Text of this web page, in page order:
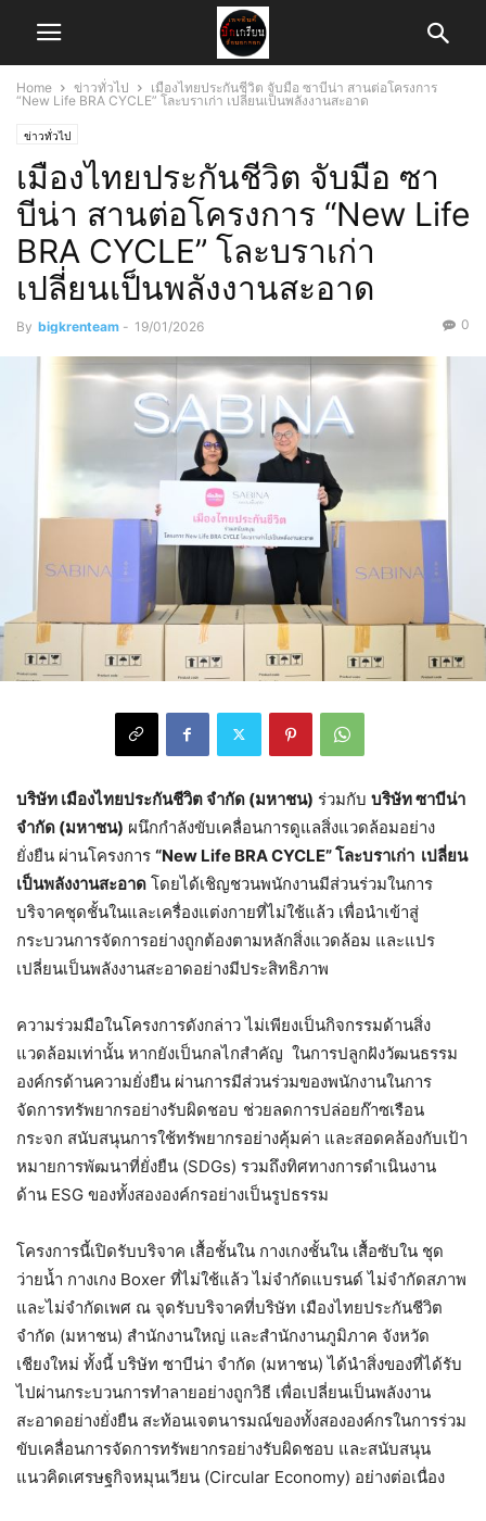
Home ข่าวทั่วไป
เมืองไทยประกันชีวิต จับมือ ซาบีน่า สานต่อโครงการ
“New Life BRA CYCLE” โละบราเก่า เปลี่ยนเป็นพลังงานสะอาด
ข่าวทั่วไป
เมืองไทยประกันชีวิต จับมือ ซา
บีน่า สานต่อโครงการ “New Life
BRA CYCLE” โละบราเก่า
เปลี่ยนเป็นพลังงานสะอาด
By bigkrenteam - 19/01/2026 0
บริษัท เมืองไทยประกันชีวิต จำกัด (มหาชน) ร่วมกับ บริษัท ซาบีน่า
จำกัด (มหาชน) ผนึกกำลังขับเคลื่อนการดูแลสิ่งแวดล้อมอย่าง
ยั่งยืน ผ่านโครงการ “New Life BRA CYCLE” โละบราเก่า เปลี่ยน
เป็นพลังงานสะอาด โดยได้เชิญชวนพนักงานมีส่วนร่วมในการ
บริจาคชุดชั้นในและเครื่องแต่งกายที่ไม่ใช้แล้ว เพื่อนำเข้าสู่
กระบวนการจัดการอย่างถูกต้องตามหลักสิ่งแวดล้อม และแปร
เปลี่ยนเป็นพลังงานสะอาดอย่างมีประสิทธิภาพ
ความร่วมมือในโครงการดังกล่าว ไม่เพียงเป็นกิจกรรมด้านสิ่ง
แวดล้อมเท่านั้น หากยังเป็นกลไกสำคัญ ในการปลูกฝังวัฒนธรรม
องค์กรด้านความยั่งยืน ผ่านการมีส่วนร่วมของพนักงานในการ
จัดการทรัพยากรอย่างรับผิดชอบ ช่วยลดการปล่อยก๊าซเรือน
กระจก สนับสนุนการใช้ทรัพยากรอย่างคุ้มค่า และสอดคล้องกับเป้า
หมายการพัฒนาที่ยั่งยืน (SDGs) รวมถึงทิศทางการดำเนินงาน
ด้าน ESG ของทั้งสององค์กรอย่างเป็นรูปธรรม
โครงการนี้เปิดรับบริจาค เสื้อชั้นใน กางเกงชั้นใน เสื้อซับใน ชุด
ว่ายน้ำ กางเกง Boxer ที่ไม่ใช้แล้ว ไม่จำกัดแบรนด์ ไม่จำกัดสภาพ
และไม่จำกัดเพศ ณ จุดรับบริจาคที่บริษัท เมืองไทยประกันชีวิต
จำกัด (มหาชน) สำนักงานใหญ่ และสำนักงานภูมิภาค จังหวัด
เชียงใหม่ ทั้งนี้ บริษัท ซาบีน่า จำกัด (มหาชน) ได้นำสิ่งของที่ได้รับ
ไปผ่านกระบวนการทำลายอย่างถูกวิธี เพื่อเปลี่ยนเป็นพลังงาน
สะอาดอย่างยั่งยืน สะท้อนเจตนารมณ์ของทั้งสององค์กรในการร่วม
ขับเคลื่อนการจัดการทรัพยากรอย่างรับผิดชอบ และสนับสนุน
แนวคิดเศรษฐกิจหมุนเวียน (Circular Economy) อย่างต่อเนื่อง